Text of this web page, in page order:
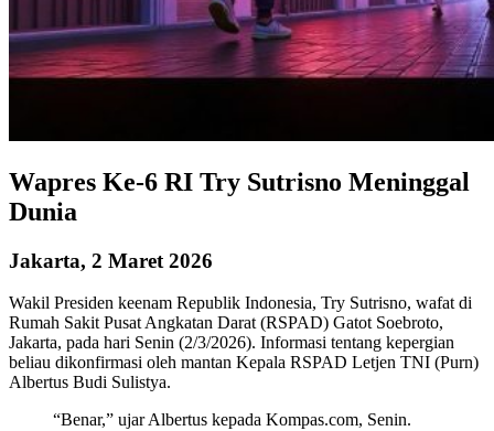
Wapres Ke-6 RI Try Sutrisno Meninggal
Dunia
Jakarta, 2 Maret 2026
Wakil Presiden keenam Republik Indonesia, Try Sutrisno, wafat di
Rumah Sakit Pusat Angkatan Darat (RSPAD) Gatot Soebroto,
Jakarta, pada hari Senin (2/3/2026). Informasi tentang kepergian
beliau dikonfirmasi oleh mantan Kepala RSPAD Letjen TNI (Purn)
Albertus Budi Sulistya.
“Benar,” ujar Albertus kepada Kompas.com, Senin.